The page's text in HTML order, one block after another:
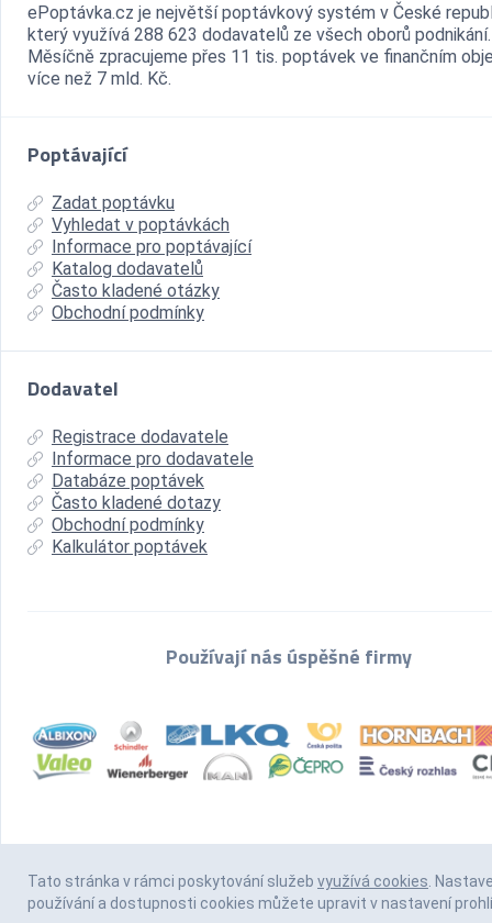
ePoptávka.cz je největší poptávkový systém v České
který využívá 288 623 dodavatelů ze všech oborů podnikání.
Měsíčně zpracujeme přes 11 tis. poptávek ve finančním
více než 7 mld. Kč.
Poptávající
Zadat poptávku
Vyhledat v poptávkách
Informace pro poptávající
Katalog dodavatelů
Často kladené otázky
Obchodní podmínky
Dodavatel
Registrace dodavatele
Informace pro dodavatele
Databáze poptávek
Často kladené dotazy
Obchodní podmínky
Kalkulátor poptávek
Používají nás úspěšné firmy
Tato stránka v rámci poskytování služeb využívá cookies .
používání a dostupnosti cookies můžete upravit v nastavení